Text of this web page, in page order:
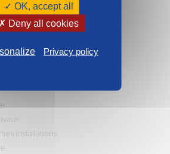
installations
✓ OK, accept all
✗ Deny all cookies
Privacy policy